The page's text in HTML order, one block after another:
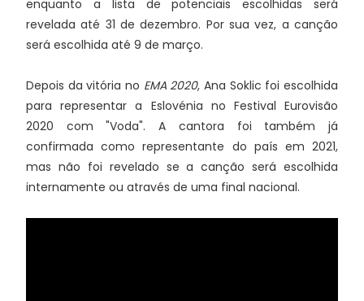
enquanto a lista de potenciais escolhidas será
revelada até 31 de dezembro. Por sua vez, a canção
será escolhida até 9 de março.
Depois da vitória no EMA 2020, Ana Soklic foi escolhida
para representar a Eslovénia no Festival Eurovisão
2020 com "Voda". A cantora foi também já
confirmada como representante do país em 2021,
mas não foi revelado se a canção será escolhida
internamente ou através de uma final nacional.